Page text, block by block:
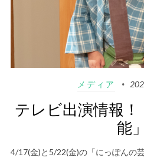
メディア
テレビ出演情報
能」
4/17(金)と5/22(金)の「にっぽんの